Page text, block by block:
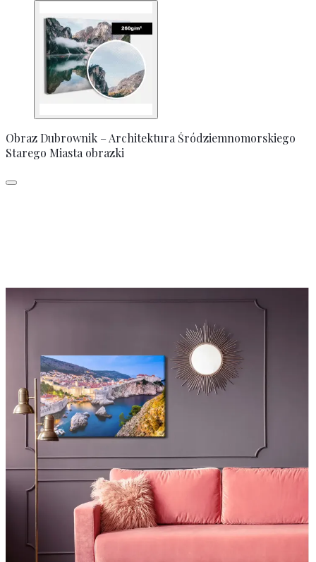
Obraz Dubrownik – Architektura Śródziemnomorskiego
Starego Miasta obrazki